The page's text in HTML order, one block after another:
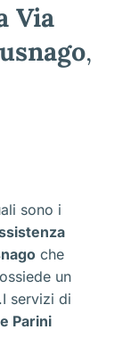
Via
,
sono i
che
un
servizi di
Parini